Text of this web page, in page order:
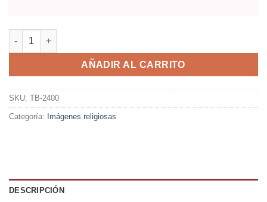
AÑADIR AL CARRITO
SKU: TB-2400
Categoría: Imágenes religiosas
DESCRIPCIÓN